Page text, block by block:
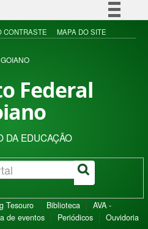
Simplifique!
Acesso à informação
CONTRASTE MAPA DO SITE
Federal
DA EDUCAÇÃO
Tesouro Biblioteca
AVA -
de eventos Periódicos Ouvidoria